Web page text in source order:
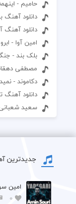
حامیم -
دانلود
دانلود آهنگ
امین آوا -
بلک بند -
مصطفی
دکاموند -
دانلود آهنگ
سعید
جدیدترین
امین
0